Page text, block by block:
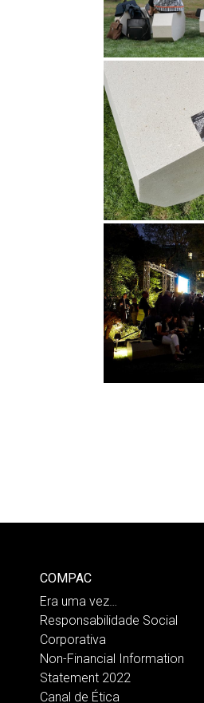
COMPAC
Era uma vez…
Responsabilidade Social
Corporativa
Non-Financial Information
Statement 2022
Canal de Ética